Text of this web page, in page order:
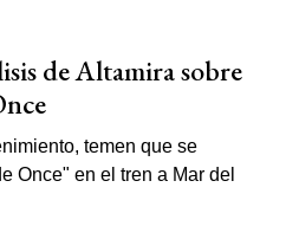
de Altamira sobre